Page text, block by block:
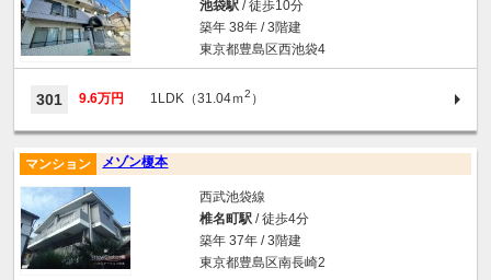
池袋駅/ 徒歩10分
築年 38年 / 3階建
東京都豊島区西池袋4
301 9.6万円 1LDK（31.04ｍ2 ）
メゾン榎本
マンション
西武池袋線
椎名町駅/ 徒歩4分
築年 37年 / 3階建
東京都豊島区南長崎2